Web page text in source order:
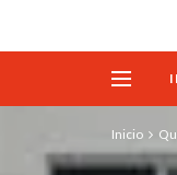
Inicio